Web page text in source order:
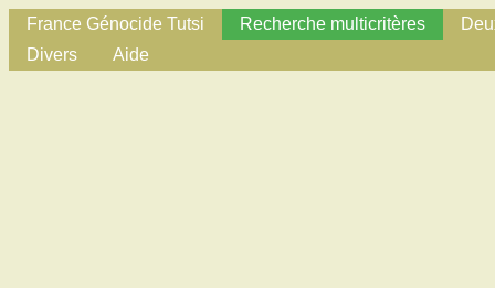
France Génocide Tutsi Recherche multicritères
Divers
Aide